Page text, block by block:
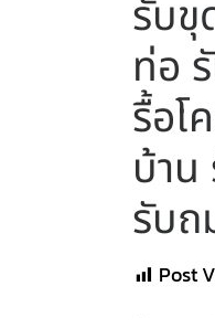
รับ
ท่อ
รื้อโ
บ้า
รับถ
Post